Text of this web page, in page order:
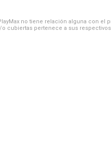
no tiene relación alguna con el
cubiertas pertenece a sus